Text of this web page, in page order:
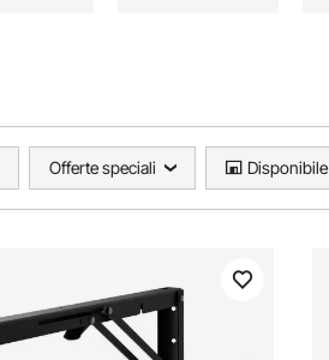
Offerte speciali Disponibile